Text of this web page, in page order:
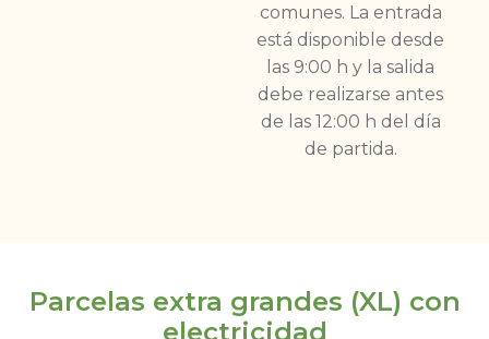
comunes. La entrada
está disponible desde
las 9:00 h y la salida
debe realizarse antes
de las 12:00 h del día
de partida.
Parcelas extra grandes (XL) con
electricidad